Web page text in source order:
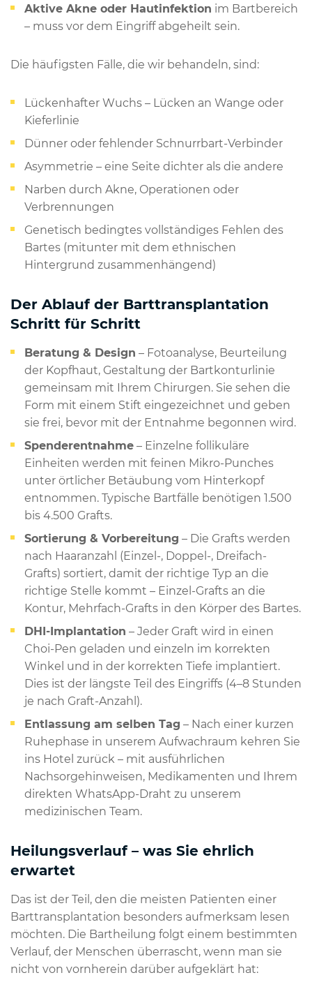
Aktive Akne oder Hautinfektion im Bartbereich
– muss vor dem Eingriff abgeheilt sein.
Die häufigsten Fälle, die wir behandeln, sind:
Lückenhafter Wuchs – Lücken an Wange oder
Kieferlinie
Dünner oder fehlender Schnurrbart-Verbinder
Asymmetrie – eine Seite dichter als die andere
Narben durch Akne, Operationen oder
Verbrennungen
Genetisch bedingtes vollständiges Fehlen des
Bartes (mitunter mit dem ethnischen
Hintergrund zusammenhängend)
Der Ablauf der Barttransplantation
Schritt für Schritt
Beratung & Design – Fotoanalyse, Beurteilung
der Kopfhaut, Gestaltung der Bartkonturlinie
gemeinsam mit Ihrem Chirurgen. Sie sehen die
Form mit einem Stift eingezeichnet und geben
sie frei, bevor mit der Entnahme begonnen wird.
Spenderentnahme – Einzelne follikuläre
Einheiten werden mit feinen Mikro-Punches
unter örtlicher Betäubung vom Hinterkopf
entnommen. Typische Bartfälle benötigen 1.500
bis 4.500 Grafts.
Sortierung & Vorbereitung – Die Grafts werden
nach Haaranzahl (Einzel-, Doppel-, Dreifach-
Grafts) sortiert, damit der richtige Typ an die
richtige Stelle kommt – Einzel-Grafts an die
Kontur, Mehrfach-Grafts in den Körper des Bartes.
DHI-Implantation – Jeder Graft wird in einen
Choi-Pen geladen und einzeln im korrekten
Winkel und in der korrekten Tiefe implantiert.
Dies ist der längste Teil des Eingriffs (4–8 Stunden
je nach Graft-Anzahl).
Entlassung am selben Tag – Nach einer kurzen
Ruhephase in unserem Aufwachraum kehren Sie
ins Hotel zurück – mit ausführlichen
Nachsorgehinweisen, Medikamenten und Ihrem
direkten WhatsApp-Draht zu unserem
medizinischen Team.
Heilungsverlauf – was Sie ehrlich
erwartet
Das ist der Teil, den die meisten Patienten einer
Barttransplantation besonders aufmerksam lesen
möchten. Die Bartheilung folgt einem bestimmten
Verlauf, der Menschen überrascht, wenn man sie
nicht von vornherein darüber aufgeklärt hat: